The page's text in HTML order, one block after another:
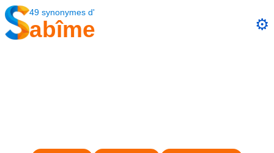
49synonymes d'
abîme ⚙️